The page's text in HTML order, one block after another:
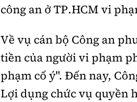
công an ở TP.HCM vi
Về vụ cán bộ Công an
tiền của người vi phạm
phạm cố ý". Đến nay,
Lợi dụng chức vụ quyền